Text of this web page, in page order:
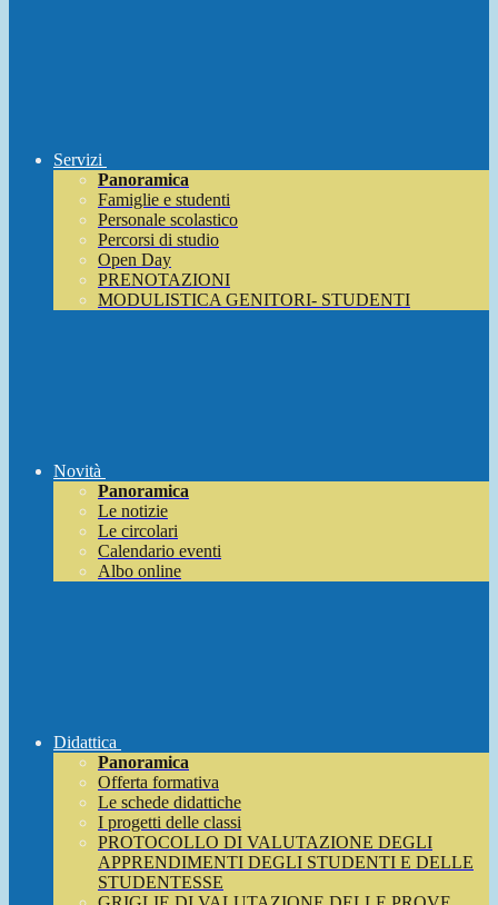
Servizi
Panoramica
Famiglie e studenti
Personale scolastico
Percorsi di studio
Open Day
PRENOTAZIONI
MODULISTICA GENITORI- STUDENTI
Novità
Panoramica
Le notizie
Le circolari
Calendario eventi
Albo online
Didattica
Panoramica
Offerta formativa
Le schede didattiche
I progetti delle classi
PROTOCOLLO DI VALUTAZIONE DEGLI
APPRENDIMENTI DEGLI STUDENTI E DELLE
STUDENTESSE